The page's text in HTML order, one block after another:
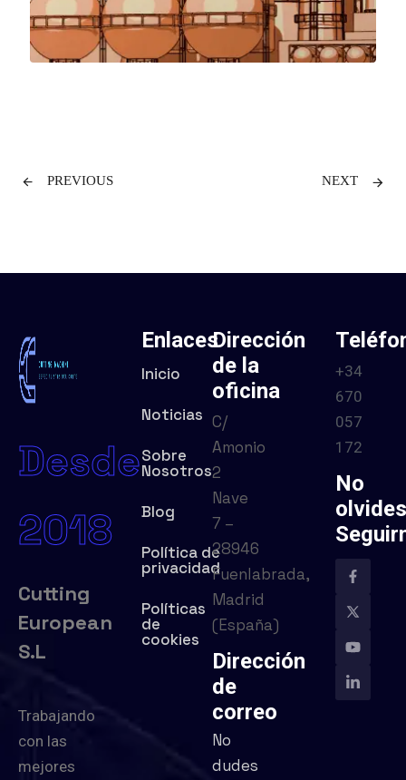
PREVIOUS NEXT
Desde
2018
Cutting
European
S.L
Trabajando
con las
mejores
Enlaces
Inicio
Noticias
Sobre
Nosotros
Blog
Política de
privacidad
Políticas
de
cookies
Dirección
de la
oficina
C/
Amonio
2
Nave
7 –
28946
Fuenlabrada,
Madrid
(España)
Dirección
de
correo
No
dudes
+34
670
057
172
No